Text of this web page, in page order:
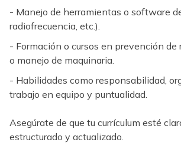
- Manejo de herramientas o software
radiofrecuencia, etc.).
- Formación o cursos en prevención de
o manejo de maquinaria.
- Habilidades como responsabilidad,
trabajo en equipo y puntualidad.
Asegúrate de que tu currículum esté
estructurado y actualizado.